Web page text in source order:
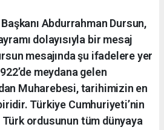
Abdurrahman Dursun,
dolayısıyla bir mesaj
mesajında şu ifadelere yer
meydana gelen
Muharebesi, tarihimizin en
Türkiye Cumhuriyeti’nin
Türk ordusunun tüm dünyaya